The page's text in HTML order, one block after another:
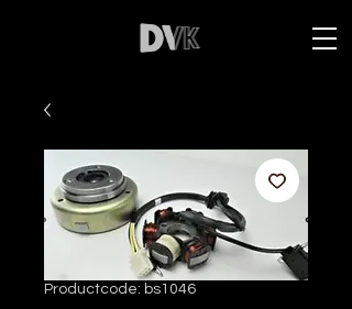
Productcode: bs1046